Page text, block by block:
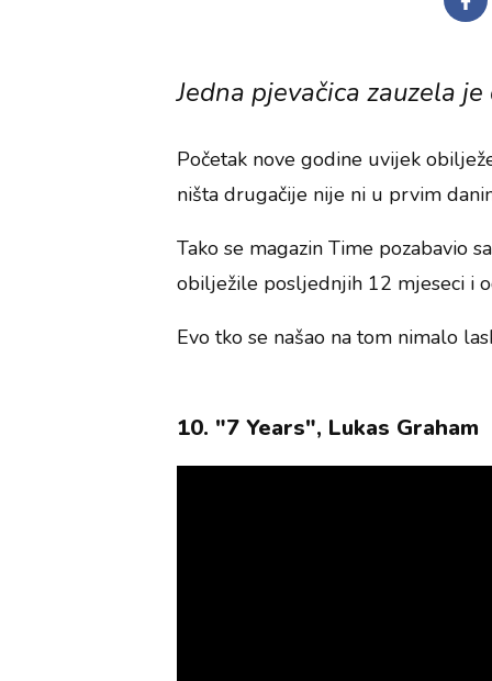
Jedna pjevačica zauzela
Početak nove godine uvijek
ništa drugačije nije ni u prvim
Tako se magazin Time pozabavio
obilježile posljednjih 12 mjeseci i
Evo tko se našao na tom nimalo
10. "7 Years", Lukas Graham